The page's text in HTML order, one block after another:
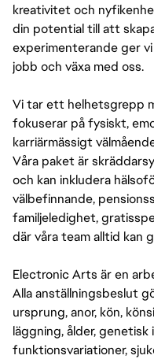
kreativitet och
din potential till att
experimenterande ger
jobb och växa med oss.
Vi tar ett helhetsgrepp
fokuserar på fysiskt,
karriärmässigt
Våra paket är
och kan inkludera
välbefinnande,
familjeledighet,
där våra team alltid kan
Electronic Arts är en
Alla anställningsbeslut
ursprung, anor, kön,
läggning, ålder,
funktionsvariationer,